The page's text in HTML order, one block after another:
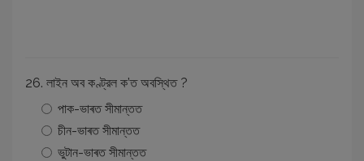
26. লাইন অব কণ্ট্রল ক’ত অবস্থিত ?
পাক-ভাৰত সীমান্তত
চীন-ভাৰত সীমান্তত
ভুটান-ভাৰত সীমান্তত